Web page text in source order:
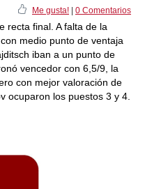
Me gusta! 0 Comentarios
recta final. A falta de la
medio punto de ventaja
iban a un punto de
vencedor con 6,5/9, la
con mejor valoración de
ocuparon los puestos 3 y 4.